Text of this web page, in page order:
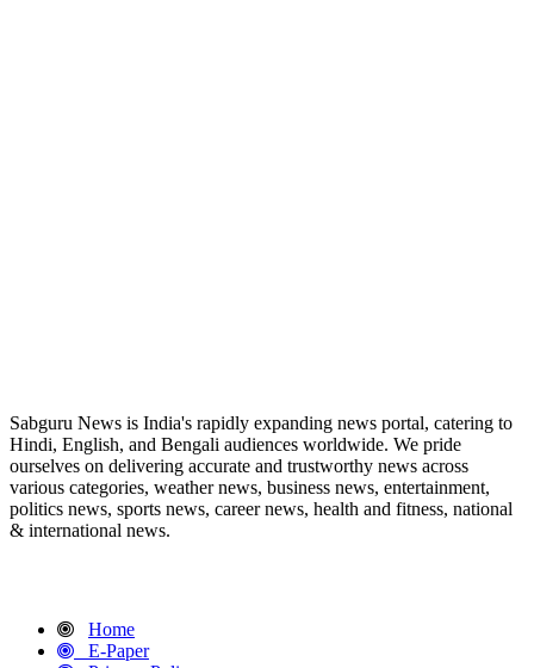
Sabguru News is India's rapidly expanding news portal, catering to
Hindi, English, and Bengali audiences worldwide. We pride
ourselves on delivering accurate and trustworthy news across
various categories, weather news, business news, entertainment,
politics news, sports news, career news, health and fitness, national
& international news.
Home
E-Paper